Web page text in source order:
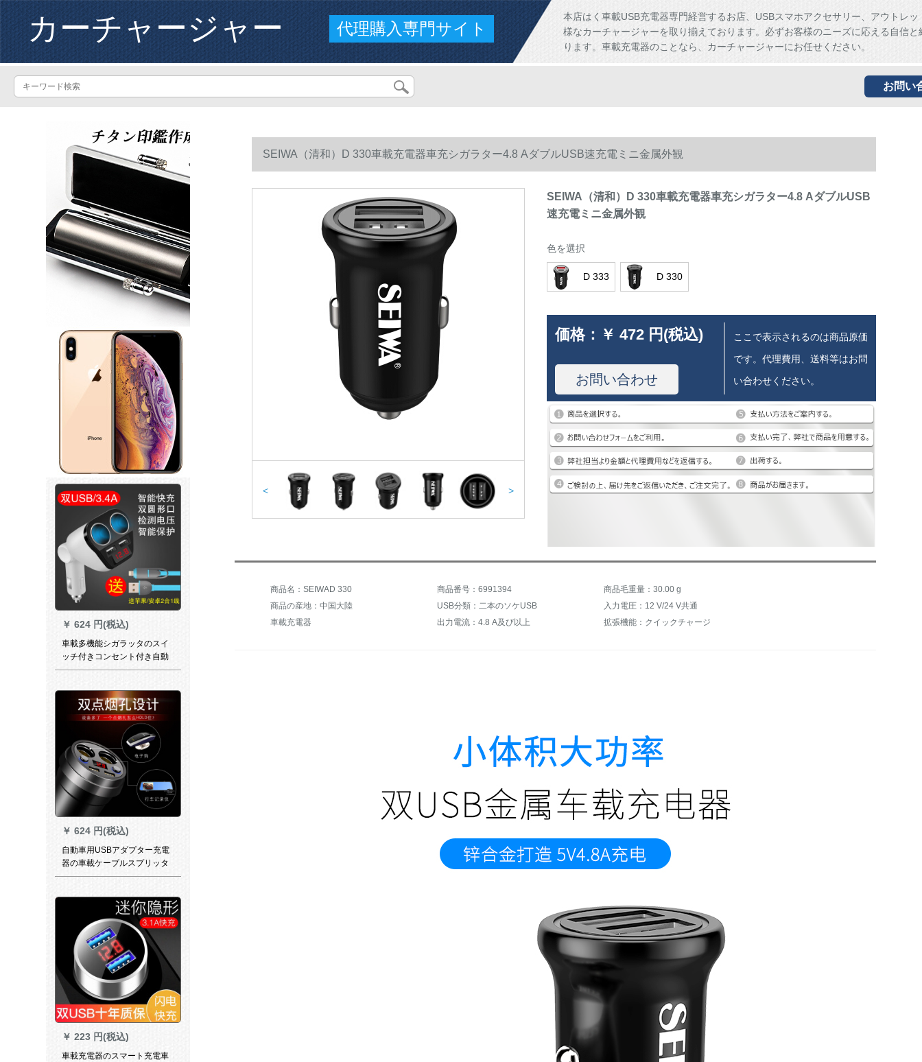
カーチャージャー 代理購入専門サイト
本店はく車載USB充電器専門経営するお店、USBスマホアクセサリー、アウトレッ
様なカーチャージャーを取り揃えております。必ずお客様のニーズに応える自信と
ります。車載充電器のことなら、カーチャージャーにお任せください。
お問い
￥ 624 円(税込)
車載多機能シガラッタのスイ
ッチ付きコンセント付き自動
車用の1分の2多孔質プラグ車
のUSBをプレゼントします。
￥ 624 円(税込)
自動車用USBアダプター充電
器の車載ケーブルスプリッタ
が3つの携帯電話の車を引っ張
￥ 223 円(税込)
車載充電器のスマート充電車
SEIWA（清和）D 330車載充電器車充シガラター4.8 AダブルUSB速充電ミニ金属外観
< >
SEIWA（清和）D 330車載充電器車充シガラター4.8 AダブルUSB
速充電ミニ金属外観
色を選択
D 333 D 330
価格： ￥ 472 円(税込)
お問い合わせ
ここで表示されるのは商品原価
です。代理費用、送料等はお問
い合わせください。
商品名：SEIWAD 330 商品番号：6991394
商品毛重量：30.00 g
商品の産地：中国大陸
USB分類：二本のソケUSB
入力電圧：12 V/24 V共通
車載充電器
出力電流：4.8 A及び以上 拡張機能：クイックチャージ